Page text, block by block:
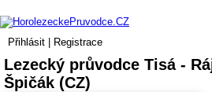
Přihlásit Registrace
Lezecký průvodce Tisá -
Špičák (CZ)